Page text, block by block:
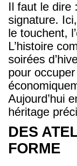
Il faut le dire
signature.
le touchent,
L’histoire
soirées
pour
Aujourd’hui
héritage
DES
FORME